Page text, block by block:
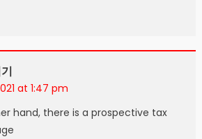
at 1:47 pm
hand, there is a prospective tax